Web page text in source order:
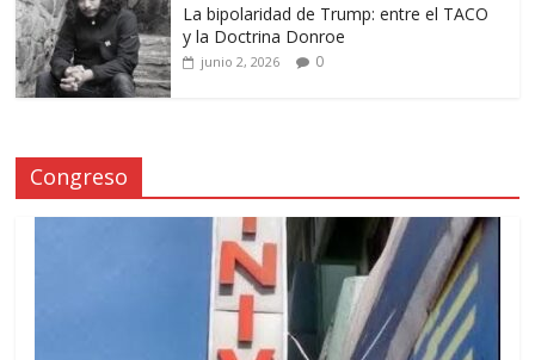
La bipolaridad de Trump: entre el TACO
y la Doctrina Donroe
junio 2, 2026 0
Congreso